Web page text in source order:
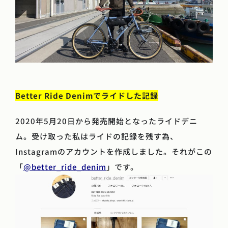
Better Ride Denimでライドした記録
2020年5月20日から発売開始となったライドデニ
ム。受け取った私はライドの記録を残す為、
Instagramのアカウントを作成しました。それがこの
「@better_ride_denim 」です。